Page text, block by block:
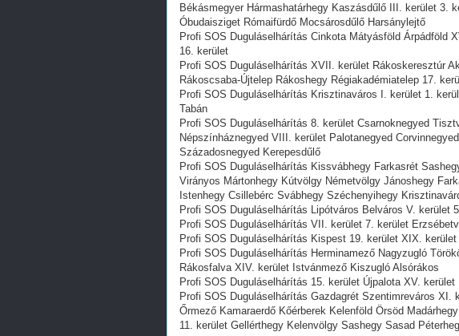
Békásmegyer Hármashatárhegy Kaszásdűlő III. kerület 3.
Óbudaisziget Rómaifürdő Mocsárosdűlő Harsánylejtő
Profi SOS Duguláselhárítás Cinkota Mátyásföld Árpádföld
16. kerület
Profi SOS Duguláselhárítás XVII. kerület Rákoskeresztúr
Rákoscsaba-Újtelep Rákoshegy Régiakadémiatelep 17.
Profi SOS Duguláselhárítás Krisztinaváros I. kerület 1.
Tabán
Profi SOS Duguláselhárítás 8. kerület Csarnoknegyed
Népszínháznegyed VIII. kerület Palotanegyed
Századosnegyed Kerepesdűlő
Profi SOS Duguláselhárítás Kissvábhegy Farkasrét
Virányos Mártonhegy Kútvölgy Németvölgy Jánoshegy
Istenhegy Csillebérc Svábhegy Széchenyihegy
Profi SOS Duguláselhárítás Lipótváros Belváros V. kerület
Profi SOS Duguláselhárítás VII. kerület 7. kerület
Profi SOS Duguláselhárítás Kispest 19. kerület XIX. kerület
Profi SOS Duguláselhárítás Herminamező Nagyzugló
Rákosfalva XIV. kerület Istvánmező Kiszugló Alsórákos
Profi SOS Duguláselhárítás 15. kerület Újpalota XV.
Profi SOS Duguláselhárítás Gazdagrét Szentimreváros XI.
Őrmező Kamaraerdő Kőérberek Kelenföld Örsöd
11. kerület Gellérthegy Kelenvölgy Sashegy Sasad